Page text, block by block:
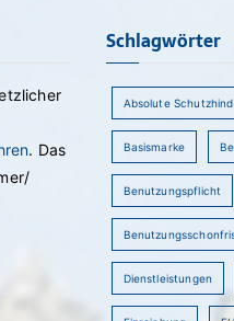
. Das
Schlagwörter
Absolute
Basismarke
Benutzungspflicht
Dienstleistungen